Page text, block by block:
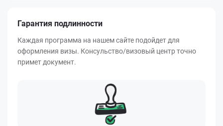
Гарантия подлинности
Каждая программа на нашем сайте подойдет для
оформления визы. Консульство/визовый центр точно
примет документ.